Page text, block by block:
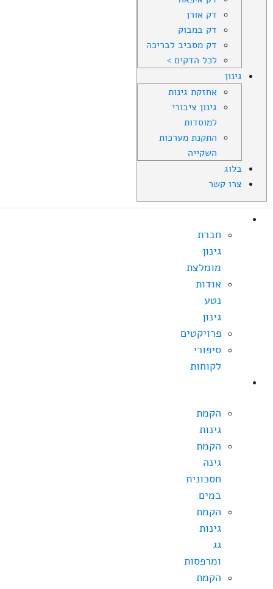
דק אורן
דק במבוק
דק מסביב לבריכה
לכל הדקים >
גינון
אחזקת גינות
גינון ציבורי
למוסדות
התקנת מערכות
השקייה
בלוג
צרו קשר
חברת
גינון
מומלצת
אודות
נטע
גינון
פרויקטים
סיפורי
לקוחות
הקמת
גינות
הקמת
גינה
חסכונית
במים
הקמת
גינות
גג
ומרפסות
הקמת